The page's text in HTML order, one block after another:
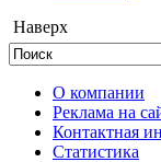
Наверх
О компании
Реклама на
Контактная
Статистика